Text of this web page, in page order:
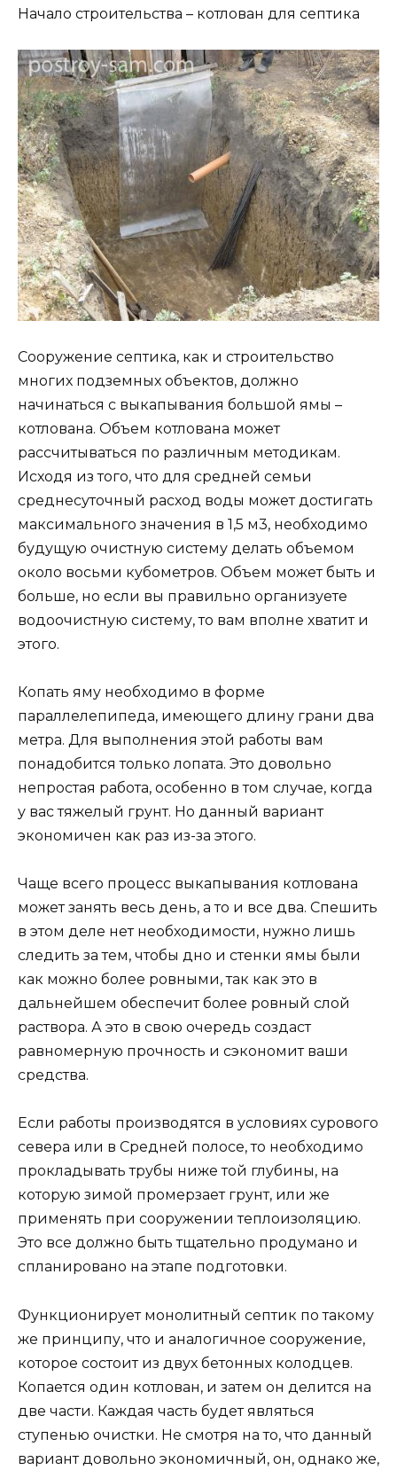
Начало строительства – котлован для септика
Сооружение септика, как и строительство
многих подземных объектов, должно
начинаться с выкапывания большой ямы –
котлована. Объем котлована может
рассчитываться по различным методикам.
Исходя из того, что для средней семьи
среднесуточный расход воды может достигать
максимального значения в 1,5 м3, необходимо
будущую очистную систему делать объемом
около восьми кубометров. Объем может быть и
больше, но если вы правильно организуете
водоочистную систему, то вам вполне хватит и
этого.
Копать яму необходимо в форме
параллелепипеда, имеющего длину грани два
метра. Для выполнения этой работы вам
понадобится только лопата. Это довольно
непростая работа, особенно в том случае, когда
у вас тяжелый грунт. Но данный вариант
экономичен как раз из-за этого.
Чаще всего процесс выкапывания котлована
может занять весь день, а то и все два. Спешить
в этом деле нет необходимости, нужно лишь
следить за тем, чтобы дно и стенки ямы были
как можно более ровными, так как это в
дальнейшем обеспечит более ровный слой
раствора. А это в свою очередь создаст
равномерную прочность и сэкономит ваши
средства.
Если работы производятся в условиях сурового
севера или в Средней полосе, то необходимо
прокладывать трубы ниже той глубины, на
которую зимой промерзает грунт, или же
применять при сооружении теплоизоляцию.
Это все должно быть тщательно продумано и
спланировано на этапе подготовки.
Функционирует монолитный септик по такому
же принципу, что и аналогичное сооружение,
которое состоит из двух бетонных колодцев.
Копается один котлован, и затем он делится на
две части. Каждая часть будет являться
ступенью очистки. Не смотря на то, что данный
вариант довольно экономичный, он, однако же,